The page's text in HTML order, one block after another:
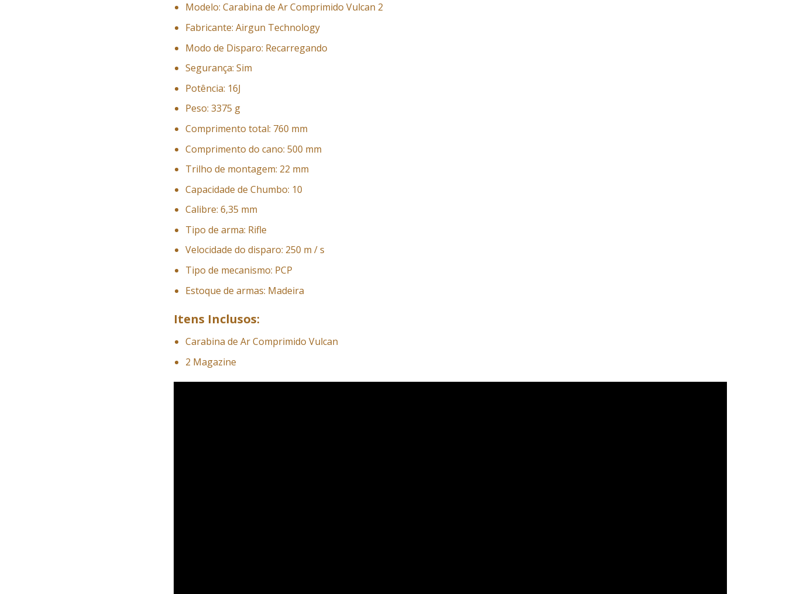
Modelo: Carabina de Ar Comprimido Vulcan 2
Fabricante: Airgun Technology
Modo de Disparo: Recarregando
Segurança: Sim
Potência: 16J
Peso: 3375 g
Comprimento total: 760 mm
Comprimento do cano: 500 mm
Trilho de montagem: 22 mm
Capacidade de Chumbo: 10
Calibre: 6,35 mm
Tipo de arma: Rifle
Velocidade do disparo: 250 m / s
Tipo de mecanismo: PCP
Estoque de armas: Madeira
Itens Inclusos:
Carabina de Ar Comprimido Vulcan
2 Magazine